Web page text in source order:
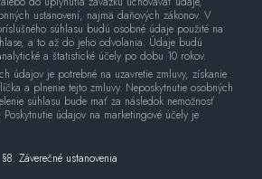
ustanovení, najmä daňových zákonov. V
súhlasu budú osobné údaje použité na
a to až do jeho odvolania. Údaje budú
a štatistické účely po dobu 10 rokov.
údajov je potrebné na uzavretie zmluvy, získanie
a plnenie tejto zmluvy. Neposkytnutie osobných
súhlasu bude mať za následok nemožnosť
Poskytnutie údajov na marketingové účely je
§8. Záverečné ustanovenia